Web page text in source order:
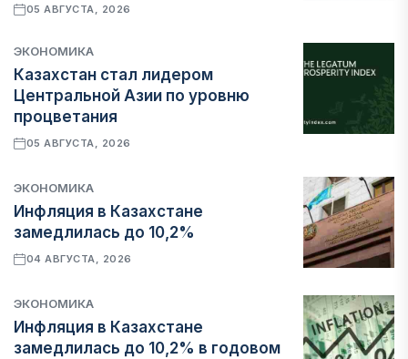
05 АВГУСТА, 2026
ЭКОНОМИКА
Казахстан стал лидером
Центральной Азии по уровню
процветания
05 АВГУСТА, 2026
ЭКОНОМИКА
Инфляция в Казахстане
замедлилась до 10,2%
04 АВГУСТА, 2026
ЭКОНОМИКА
Инфляция в Казахстане
замедлилась до 10,2% в годовом